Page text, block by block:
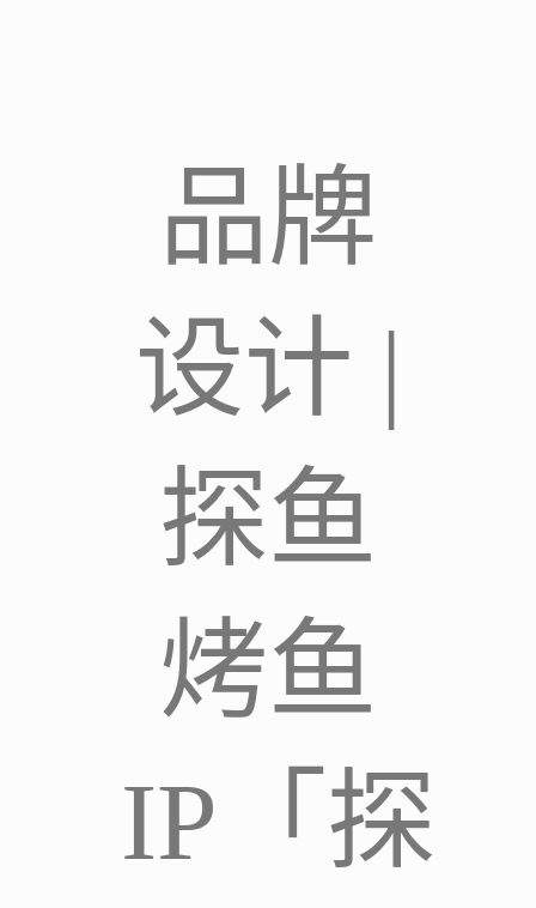
品牌
设计 |
探鱼
烤鱼
IP「探